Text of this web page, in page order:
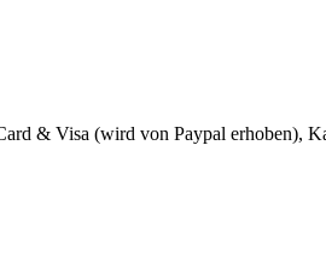
& Visa (wird von Paypal erhoben),